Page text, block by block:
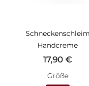
Schneckenschleim
Handcreme
Preis
17,90 €
Größe